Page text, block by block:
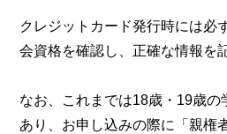
クレジットカード発行時には必
会資格を確認し、正確な情報を
なお、これまでは18歳・19歳の
あり、お申し込みの際に「親権